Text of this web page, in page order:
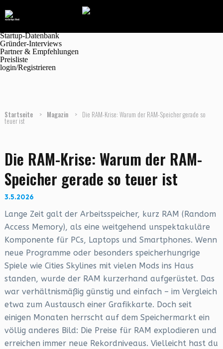
Marktplatz
Magazin
Startup-Datenbank
Gründer-Interviews
Partner & Empfehlungen
Preisliste
login/Registrieren
Startseite > Magazin > Die RAM-Krise: Warum der RAM-Speicher gerade so
teuer ist
Die RAM-Krise: Warum der RAM-
Speicher gerade so teuer ist
3.5.2026
Lange Zeit galt der Arbeitsspeicher, kurz RAM (Random
Access Memory), als eine weitgehend unspektakuläre
Komponente für PCs, Laptops und Smartphones. Wenn
neue Programme oder besonders speicherhungrige
Spiele wie Cities Skylines mit vielen Mods ins Haus
standen, wurde der RAM kurzerhand aufgerüstet. Das
war verhältnismäßig günstig und einfach – im Vergleich
etwa zum Austausch einer Grafikkarte. Doch seit
einigen Monaten herrscht auf dem Speichermarkt ein
völlig anderes Bild: Die Preise für RAM explodieren und
erreichen immer neue Rekordniveaus. Vielleicht hast du